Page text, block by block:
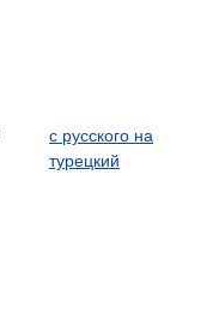
с русского на
турецкий